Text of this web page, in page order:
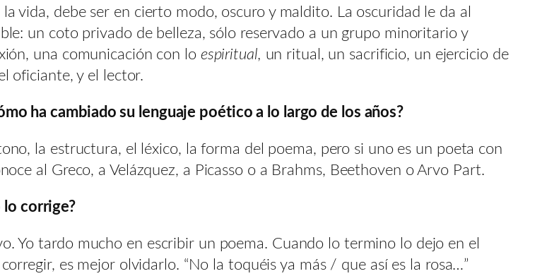
vida, debe ser en cierto modo, oscuro y maldito. La oscuridad le da al
un coto privado de belleza, sólo reservado a un grupo minoritario y
una comunicación con lo espiritual, un ritual, un sacrificio, un ejercicio de
oficiante, y el lector.
ha cambiado su lenguaje poético a lo largo de los años?
la estructura, el léxico, la forma del poema, pero si uno es un poeta con
al Greco, a Velázquez, a Picasso o a Brahms, Beethoven o Arvo Part.
lo corrige?
Yo tardo mucho en escribir un poema. Cuando lo termino lo dejo en el
es mejor olvidarlo. “No la toquéis ya más / que así es la rosa…”